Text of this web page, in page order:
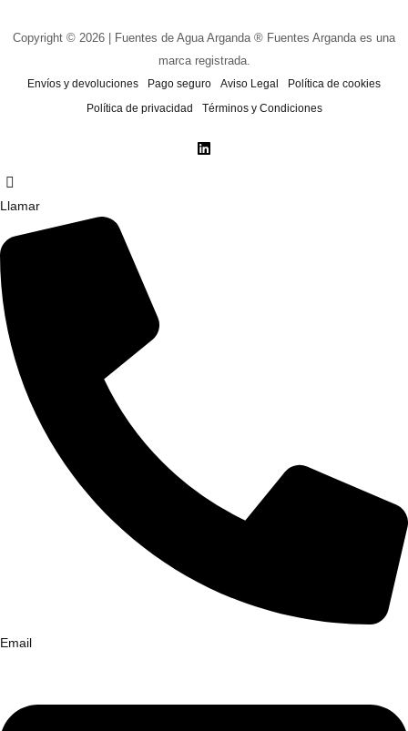
Copyright © 2026 | Fuentes de Agua Arganda ® Fuentes Arganda es una
marca registrada.
Envíos y devoluciones Pago seguro Aviso Legal
Política de cookies
Política de privacidad
Términos y Condiciones
Llamar
Email